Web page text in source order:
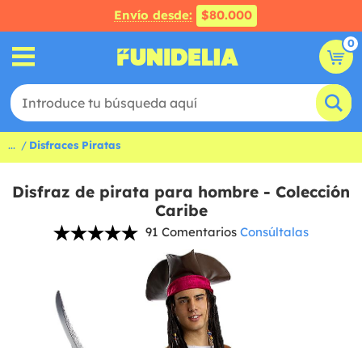
Envío desde: $80.000
0
... Disfraces Piratas
Disfraz de pirata para hombre - Colección
Caribe
91 Comentarios Consúltalas